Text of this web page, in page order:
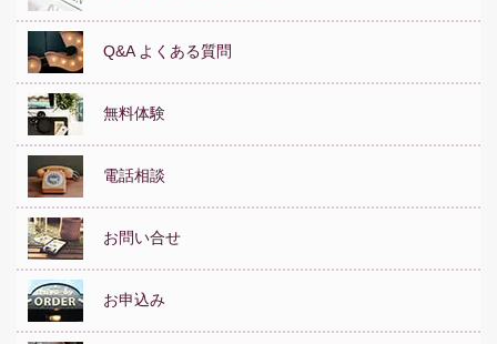
Q&A よくある質問
無料体験
電話相談
お問い合せ
お申込み